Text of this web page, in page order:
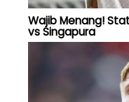
Wajib Menang!
vs Singapura